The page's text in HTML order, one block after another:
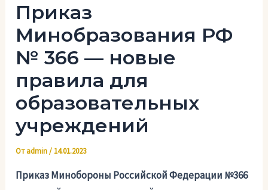
Приказ
Минобразования РФ
№ 366 — новые
правила для
образовательных
учреждений
Отadmin/ 14.01.2023
Приказ Минобороны Российской Федерации №366